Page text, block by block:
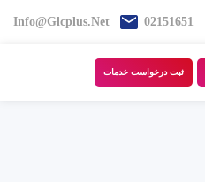
02151651
Info@glcplus.net
ثبت درخواست خدمات